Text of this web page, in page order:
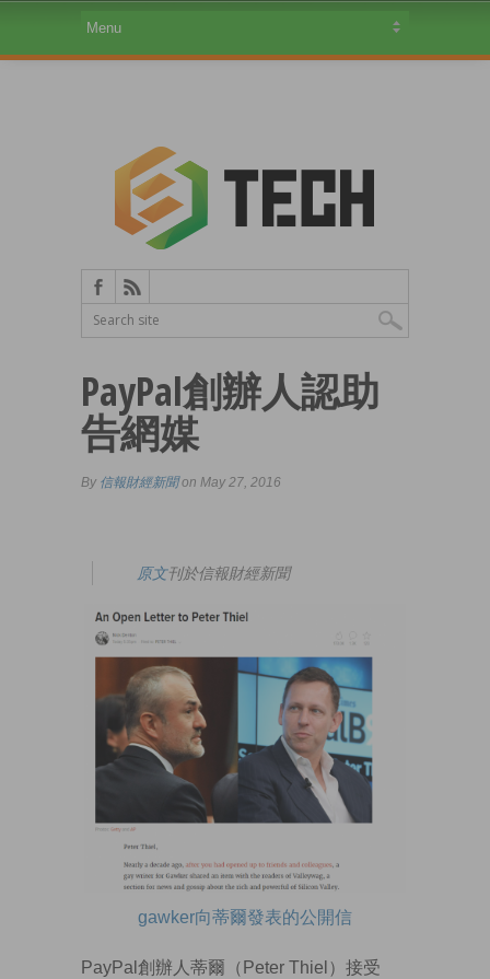
PayPal創辦人認助
告網媒
By 信報財經新聞on May 27, 2016
原文刊於信報財經新聞
gawker向蒂爾發表的公開信
PayPal創辦人蒂爾（Peter Thiel）接受